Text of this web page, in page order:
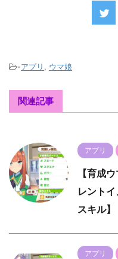
-アプリ , ウマ娘
関連記事
アプリ
【育成
レント
スキル】
アプリ